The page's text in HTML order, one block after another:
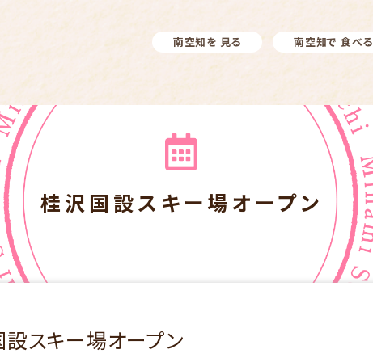
南空知を 見る 南空知で 食べる
桂沢国設スキー場オープン
スキー場オープン